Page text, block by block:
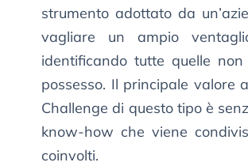
strumento adottato da
vagliare un ampio
identificando tutte quelle
possesso. Il principale valore
Challenge di questo tipo è
know-how che viene
coinvolti.